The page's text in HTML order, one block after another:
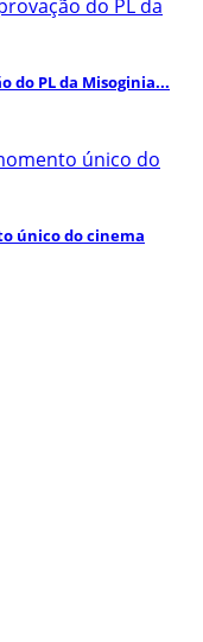
do PL da Misoginia...
único do cinema